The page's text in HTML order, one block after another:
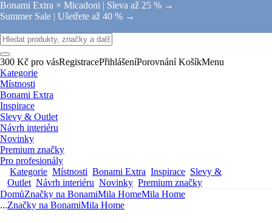
Bonami Extra × Micadoni | Sleva až 25 % →
Summer Sale | Ušetřete až 40 % →
300 Kč pro vásRegistracePřihlášeníPorovnání KošíkMenu
Kategorie
Místnosti
Bonami Extra
Inspirace
Slevy & Outlet
Návrh interiéru
Novinky
Premium značky
Pro profesionály
Kategorie Místnosti Bonami Extra Inspirace Slevy &
Outlet Návrh interiéru Novinky Premium značky
DomůZnačky na BonamiMila HomeMila Home
...Značky na BonamiMila Home